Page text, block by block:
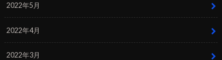
2022年5月
2022年4月
2022年3月